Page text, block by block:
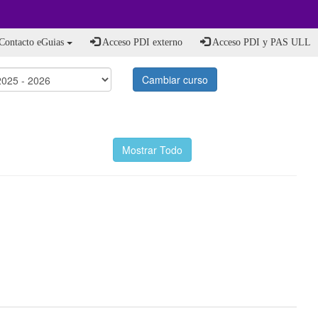
eGuias Acceso PDI externo Acceso PDI y PAS ULL
Cambiar curso
Mostrar Todo